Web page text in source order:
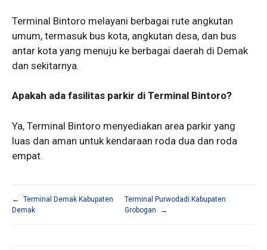
Terminal Bintoro melayani berbagai rute angkutan
umum, termasuk bus kota, angkutan desa, dan bus
antar kota yang menuju ke berbagai daerah di Demak
dan sekitarnya.
Apakah ada fasilitas parkir di Terminal Bintoro?
Ya, Terminal Bintoro menyediakan area parkir yang
luas dan aman untuk kendaraan roda dua dan roda
empat.
←
Terminal Demak Kabupaten
Demak
Terminal Purwodadi Kabupaten
Grobogan
→